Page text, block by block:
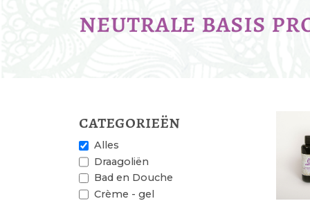
neutrale basis
categorieën
Alles
Draagoliën
Bad en Douche
Crème - gel